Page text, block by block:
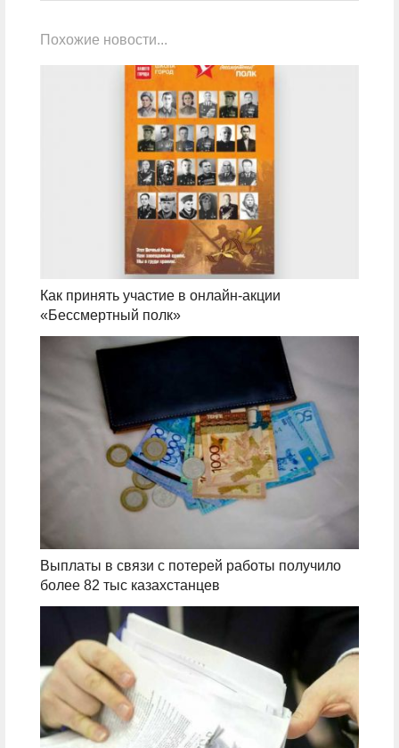
Похожие новости...
Как принять участие в онлайн-акции
«Бессмертный полк»
Выплаты в связи с потерей работы получило
более 82 тыс казахстанцев